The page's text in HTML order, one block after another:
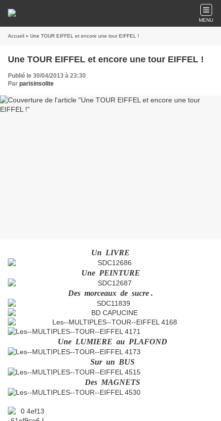
MENU
Accueil » Une TOUR EIFFEL et encore une tour EIFFEL !
Une TOUR EIFFEL et encore une tour EIFFEL !
Publié le 30/04/2013 à 23:30
Par parisinsolite
Un LIVRE
Une PEINTURE
Des morceaux de sucre .
Une LUMIERE au PLAFOND
Sur un BUS
Des MAGNETS